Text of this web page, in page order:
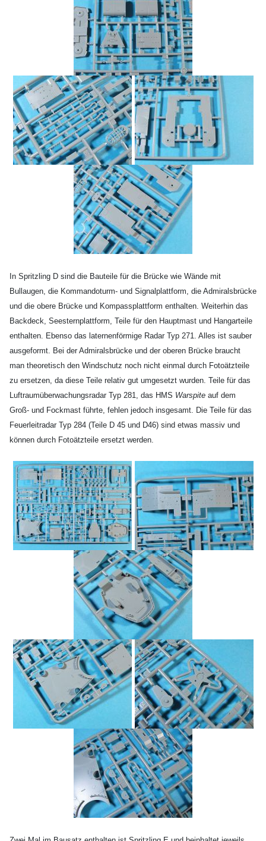
In Spritzling D sind die Bauteile für die Brücke wie Wände mit
Bullaugen, die Kommandoturm- und Signalplattform, die Admiralsbrücke
und die obere Brücke und Kompassplattform enthalten. Weiterhin das
Backdeck, Seesternplattform, Teile für den Hauptmast und Hangarteile
enthalten. Ebenso das laternenförmige Radar Typ 271. Alles ist sauber
ausgeformt. Bei der Admiralsbrücke und der oberen Brücke braucht
man theoretisch den Windschutz noch nicht einmal durch Fotoätzteile
zu ersetzen, da diese Teile relativ gut umgesetzt wurden. Teile für das
Luftraumüberwachungsradar Typ 281, das HMS Warspite auf dem
Groß- und Fockmast führte, fehlen jedoch insgesamt. Die Teile für das
Feuerleitradar Typ 284 (Teile D 45 und D46) sind etwas massiv und
können durch Fotoätzteile ersetzt werden.